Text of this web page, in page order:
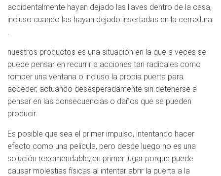
accidentalmente hayan dejado las llaves dentro de la casa,
incluso cuando las hayan dejado insertadas en la cerradura.
.
nuestros productos es una situación en la que a veces se
puede pensar en recurrir a acciones tan radicales como
romper una ventana o incluso la propia puerta para
acceder, actuando desesperadamente sin detenerse a
pensar en las consecuencias o daños que se pueden
producir.
Es posible que sea el primer impulso, intentando hacer
efecto como una película, pero desde luego no es una
solución recomendable; en primer lugar porque puede
causar molestias físicas al intentar abrir la puerta a la